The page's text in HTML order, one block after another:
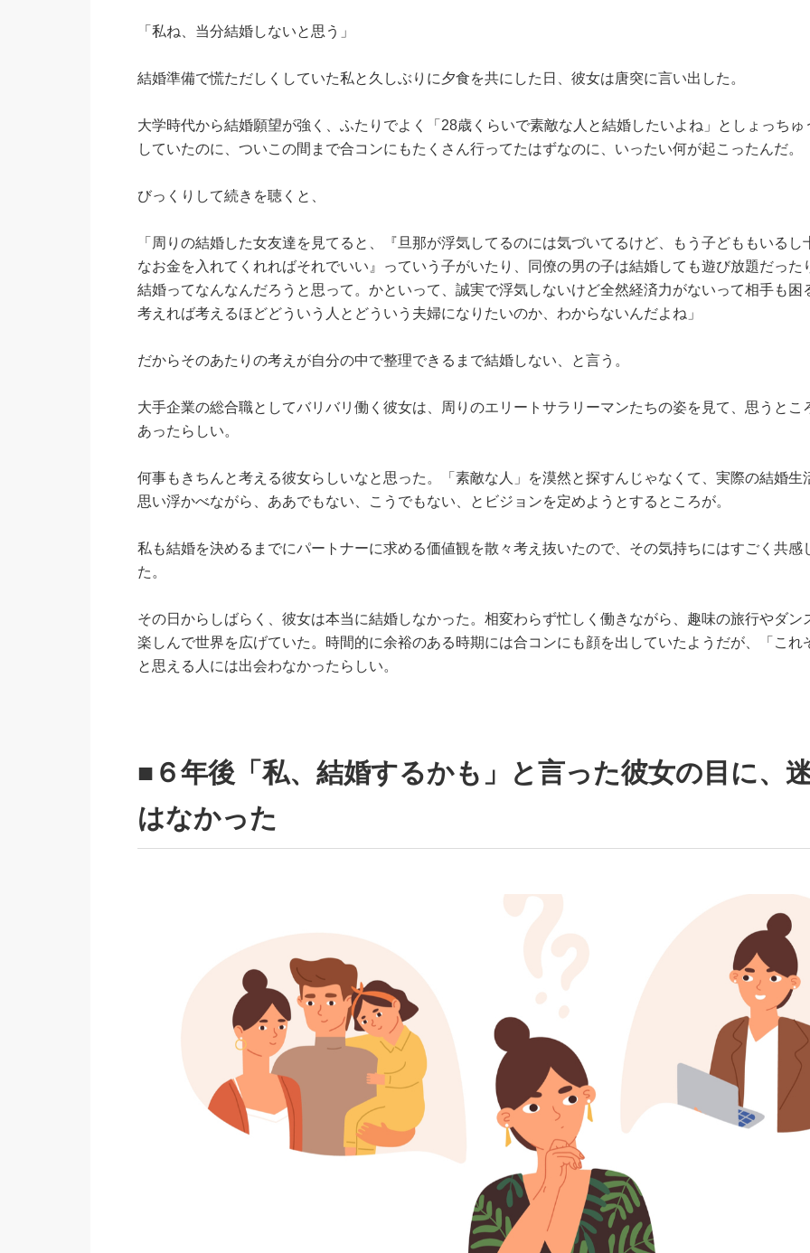
「私ね、当分結婚しないと思う」
結婚準備で慌ただしくしていた私と久しぶりに夕食を共にした日、彼女は唐突に言い出した。
大学時代から結婚願望が強く、ふたりでよく「28歳くらいで素敵な人と結婚したいよね」としょっちゅ
していたのに、ついこの間まで合コンにもたくさん行ってたはずなのに、いったい何が起こったんだ。
びっくりして続きを聴くと、
「周りの結婚した女友達を見てると、『旦那が浮気してるのには気づいてるけど、もう子どももいるし
なお金を入れてくれればそれでいい』っていう子がいたり、同僚の男の子は結婚しても遊び放題だった
結婚ってなんなんだろうと思って。かといって、誠実で浮気しないけど全然経済力がないって相手も困
考えれば考えるほどどういう人とどういう夫婦になりたいのか、わからないんだよね」
だからそのあたりの考えが自分の中で整理できるまで結婚しない、と言う。
大手企業の総合職としてバリバリ働く彼女は、周りのエリートサラリーマンたちの姿を見て、思うとこ
あったらしい。
何事もきちんと考える彼女らしいなと思った。「素敵な人」を漠然と探すんじゃなくて、実際の結婚生
思い浮かべながら、ああでもない、こうでもない、とビジョンを定めようとするところが。
私も結婚を決めるまでにパートナーに求める価値観を散々考え抜いたので、その気持ちにはすごく共感
た。
その日からしばらく、彼女は本当に結婚しなかった。相変わらず忙しく働きながら、趣味の旅行やダン
楽しんで世界を広げていた。時間的に余裕のある時期には合コンにも顔を出していたようだが、「これ
と思える人には出会わなかったらしい。
■６年後「私、結婚するかも」と言った彼女の目に、
はなかった